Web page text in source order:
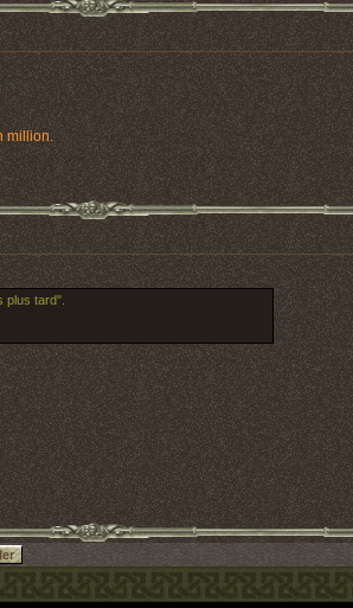
million.
plus tard".